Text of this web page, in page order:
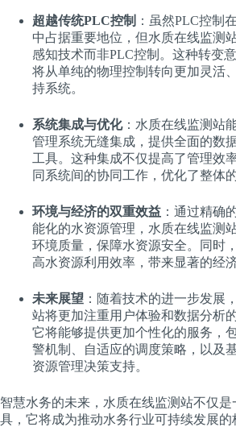
超越传统PLC控制 ：虽然PLC控制
中占据重要地位，但水质在线监测
感知技术而非PLC控制。这种转变
将从单纯的物理控制转向更加灵活
持系统。
系统集成与优化：水质在线监测站
管理系统无缝集成，提供全面的数
工具。这种集成不仅提高了管理效
同系统间的协同工作，优化了整体
环境与经济的双重效益 ：通过精确
能化的水资源管理，水质在线监测
环境质量，保障水资源安全。同时
高水资源利用效率，带来显著的经济
未来展望 ：随着技术的进一步发展
站将更加注重用户体验和数据分析
它将能够提供更加个性化的服务，
警机制、自适应的调度策略，以及
资源管理决策支持。
智慧水务的未来，水质在线监测站不仅是
具，它将成为推动水务行业可持续发展的